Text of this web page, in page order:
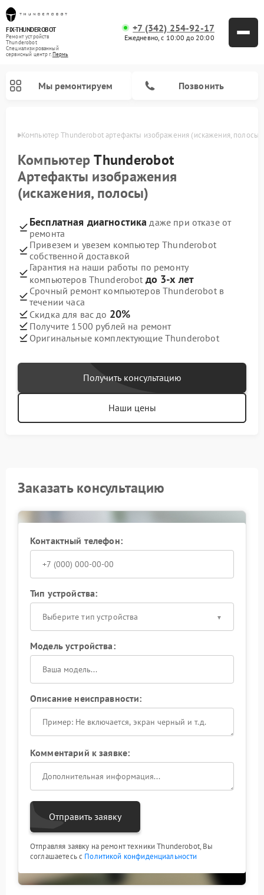
FIX-THUNDEROBOT
Ремонт устройств
Thunderobot
Специализированный
cервисный центр г.Пермь
+7 (342) 254-92-17
Ежедневно, с 10:00 до 20:00
Мы ремонтируем Позвонить
Компьютер Thunderobot артефакты изображения (искажения, полосы)
КомпьютерThunderobot
Артефакты изображения
(искажения, полосы)
Бесплатная диагностика даже при отказе от
ремонта
Привезем и увезем компьютер Thunderobot
собственной доставкой
Гарантия на наши работы по ремонту
компьютеров Thunderobot до 3-х лет
Срочный ремонт компьютеров Thunderobot в
течении часа
Скидка для вас до 20%
Получите 1500 рублей на ремонт
Оригинальные комплектующие Thunderobot
Получить консультацию
Наши цены
Заказать консультацию
Контактный телефон:
Тип устройства:
Выберите тип устройства
Модель устройства:
Описание неисправности:
Комментарий к заявке:
Отправить заявку
Отправляя заявку на ремонт техники Thunderobot, Вы
соглашаетесь с Политикой конфиденциальности